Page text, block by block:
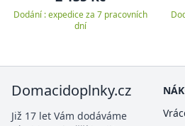
Dodání : expedice za 7 pracovních
dní
Domacidoplnky.cz
Již 17 let Vám dodáváme